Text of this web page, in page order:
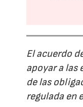
El acuerdo
apoyar a las
de las
regulada en